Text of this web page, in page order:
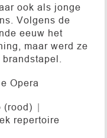
ook als jonge
Volgens de
eeuw het
maar werd ze
Opera
(rood)
repertoire